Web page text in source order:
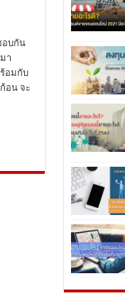
อบกัน
า
อมกับ
อน จะ